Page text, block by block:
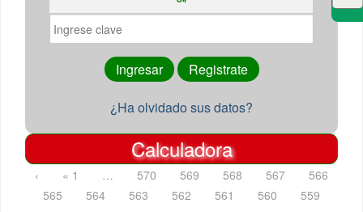
¿Ha olvidado sus datos?
Calculadora
‹ « 1 … 570 569 568 567
566
565
564 563 562 561 560
559